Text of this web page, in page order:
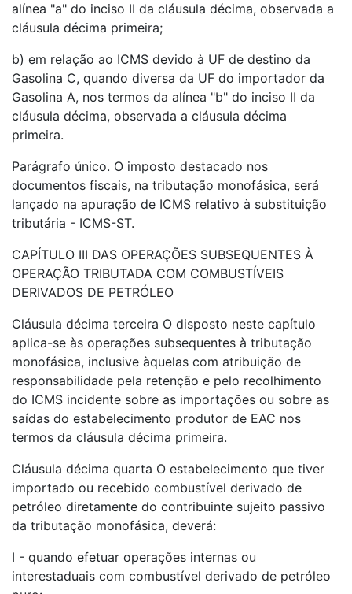
alínea "a" do inciso II da cláusula décima, observada a
cláusula décima primeira;
b) em relação ao ICMS devido à UF de destino da
Gasolina C, quando diversa da UF do importador da
Gasolina A, nos termos da alínea "b" do inciso II da
cláusula décima, observada a cláusula décima
primeira.
Parágrafo único. O imposto destacado nos
documentos fiscais, na tributação monofásica, será
lançado na apuração de ICMS relativo à substituição
tributária - ICMS-ST.
CAPÍTULO III DAS OPERAÇÕES SUBSEQUENTES À
OPERAÇÃO TRIBUTADA COM COMBUSTÍVEIS
DERIVADOS DE PETRÓLEO
Cláusula décima terceira O disposto neste capítulo
aplica-se às operações subsequentes à tributação
monofásica, inclusive àquelas com atribuição de
responsabilidade pela retenção e pelo recolhimento
do ICMS incidente sobre as importações ou sobre as
saídas do estabelecimento produtor de EAC nos
termos da cláusula décima primeira.
Cláusula décima quarta O estabelecimento que tiver
importado ou recebido combustível derivado de
petróleo diretamente do contribuinte sujeito passivo
da tributação monofásica, deverá:
I - quando efetuar operações internas ou
interestaduais com combustível derivado de petróleo